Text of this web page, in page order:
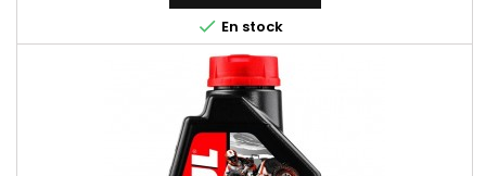
lubricaci&oacute;n mixta y separada. Compatible con los
modernos sistemas de postratamiento de gases...
 En stock